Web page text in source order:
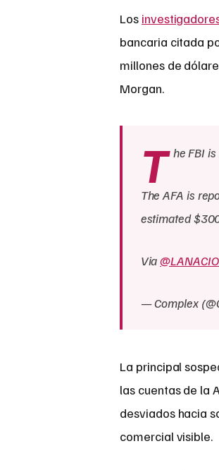
Los
bancaria citada
millones de
Morgan.
T he FBI
The AFA is
estimated
Via
— Complex
La principal
las cuentas de la
desviados hacia
comercial visible.